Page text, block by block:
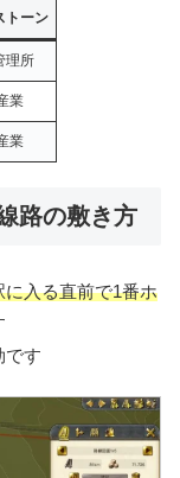
トーン
理所
業
業
路の敷き方
入る直前で1番ホ
です